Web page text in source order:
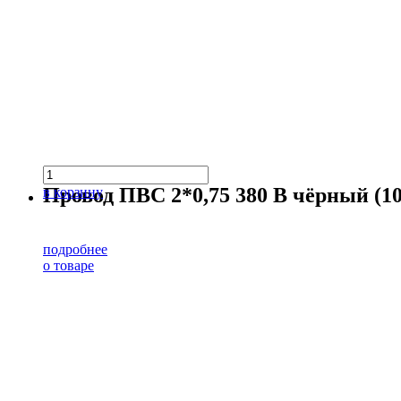
в корзину
Провод ПВС 2*0,75 380 В чёрный
подробнее
о товаре